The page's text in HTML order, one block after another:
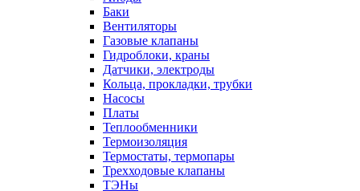
Баки
Вентиляторы
Газовые клапаны
Гидроблоки, краны
Датчики, электроды
Кольца, прокладки, трубки
Насосы
Платы
Теплообменники
Термоизоляция
Термостаты, термопары
Трехходовые клапаны
ТЭНы